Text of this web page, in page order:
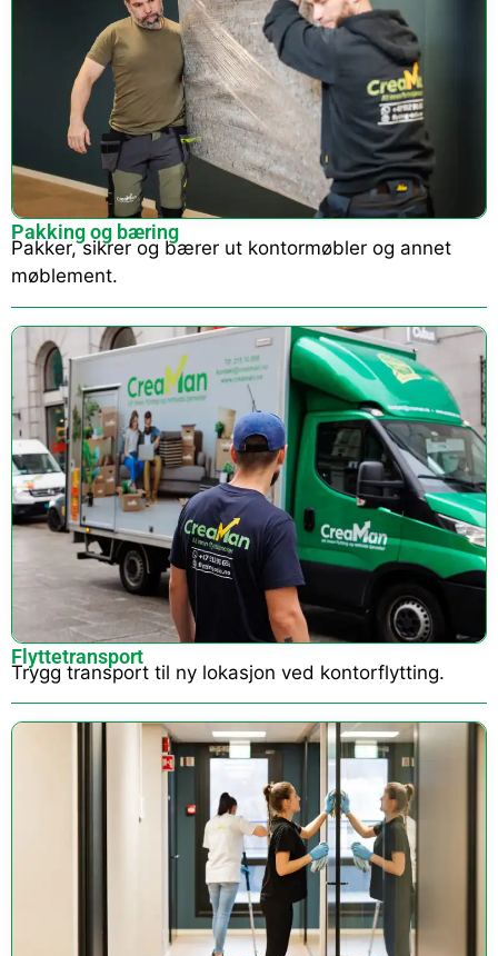
Pakking og bæring
Pakker, sikrer og bærer ut kontormøbler og annet
møblement.
Flyttetransport
Trygg transport til ny lokasjon ved kontorflytting.